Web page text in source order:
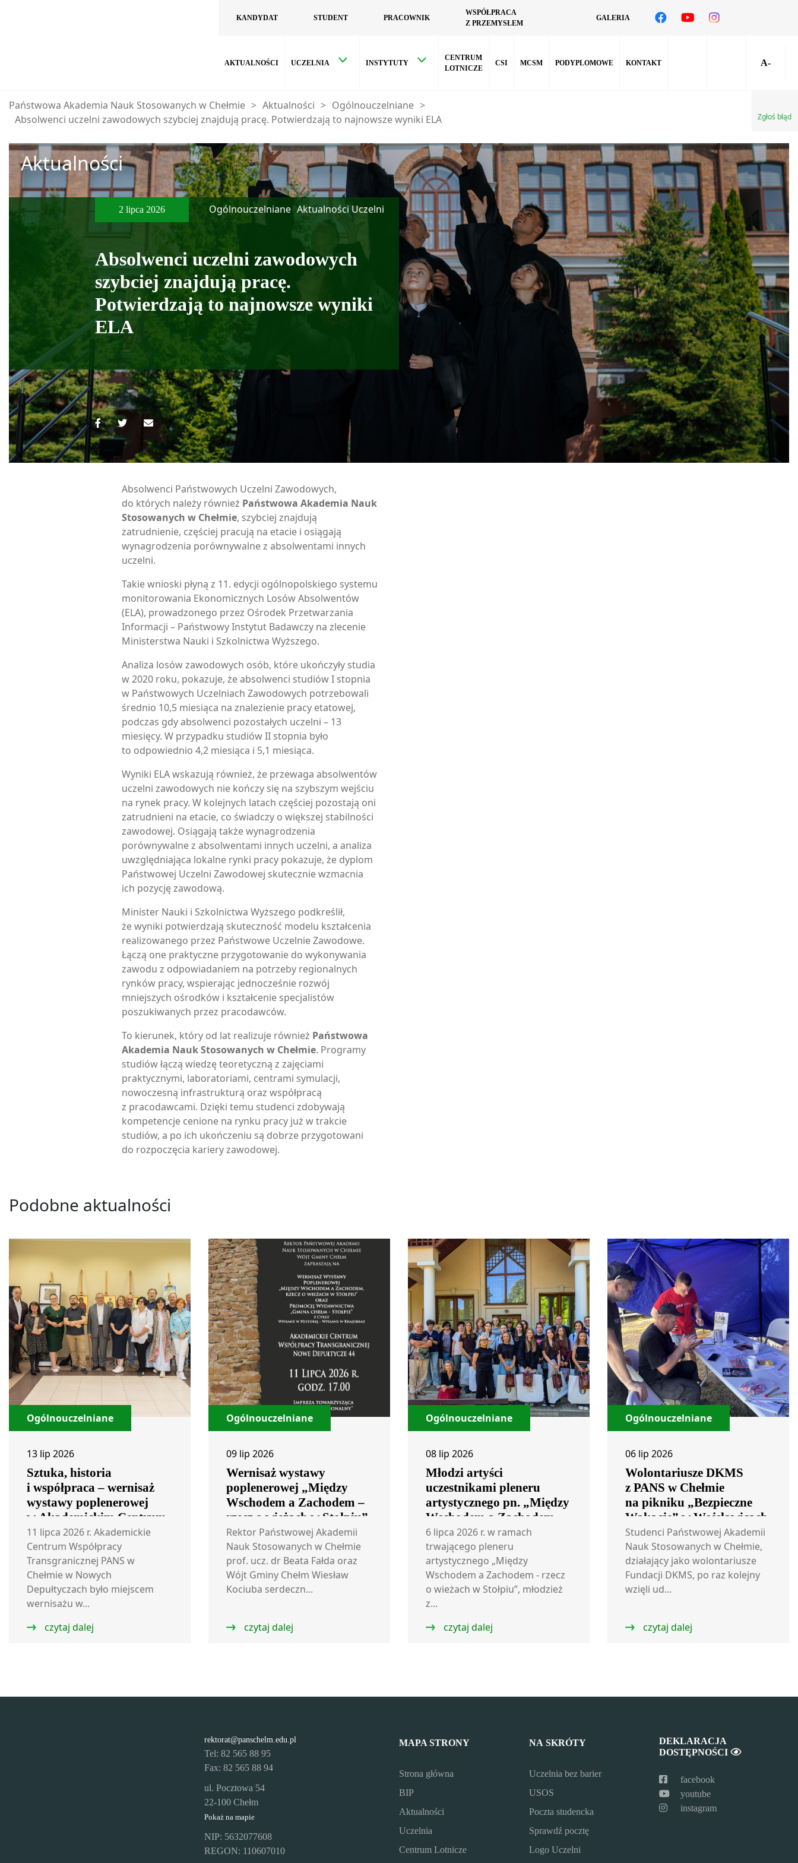
KANDYDAT STUDENT PRACOWNIK
WSPÓŁPRACA
Z PRZEMYSŁEM
GALERIA
AKTUALNOŚCI UCZELNIA INSTYTUTY
CENTRUM
LOTNICZE
CSI MCSM PODYPLOMOWE KONTAKT A-
Zgłoś błąd
Państwowa Akademia Nauk Stosowanych w Chełmie > Aktualności > Ogólnouczelniane >
Absolwenci uczelni zawodowych szybciej znajdują pracę. Potwierdzają to najnowsze wyniki ELA
Aktualności
2 lipca 2026 Ogólnouczelniane Aktualności Uczelni
Absolwenci uczelni zawodowych
szybciej znajdują pracę.
Potwierdzają to najnowsze wyniki
ELA
Absolwenci Państwowych Uczelni Zawodowych,
do których należy również Państwowa Akademia Nauk
Stosowanych w Chełmie, szybciej znajdują
zatrudnienie, częściej pracują na etacie i osiągają
wynagrodzenia porównywalne z absolwentami innych
uczelni.
Takie wnioski płyną z 11. edycji ogólnopolskiego systemu
monitorowania Ekonomicznych Losów Absolwentów
(ELA), prowadzonego przez Ośrodek Przetwarzania
Informacji – Państwowy Instytut Badawczy na zlecenie
Ministerstwa Nauki i Szkolnictwa Wyższego.
Analiza losów zawodowych osób, które ukończyły studia
w 2020 roku, pokazuje, że absolwenci studiów I stopnia
w Państwowych Uczelniach Zawodowych potrzebowali
średnio 10,5 miesiąca na znalezienie pracy etatowej,
podczas gdy absolwenci pozostałych uczelni – 13
miesięcy. W przypadku studiów II stopnia było
to odpowiednio 4,2 miesiąca i 5,1 miesiąca.
Wyniki ELA wskazują również, że przewaga absolwentów
uczelni zawodowych nie kończy się na szybszym wejściu
na rynek pracy. W kolejnych latach częściej pozostają oni
zatrudnieni na etacie, co świadczy o większej stabilności
zawodowej. Osiągają także wynagrodzenia
porównywalne z absolwentami innych uczelni, a analiza
uwzględniająca lokalne rynki pracy pokazuje, że dyplom
Państwowej Uczelni Zawodowej skutecznie wzmacnia
ich pozycję zawodową.
Minister Nauki i Szkolnictwa Wyższego podkreślił,
że wyniki potwierdzają skuteczność modelu kształcenia
realizowanego przez Państwowe Uczelnie Zawodowe.
Łączą one praktyczne przygotowanie do wykonywania
zawodu z odpowiadaniem na potrzeby regionalnych
rynków pracy, wspierając jednocześnie rozwój
mniejszych ośrodków i kształcenie specjalistów
poszukiwanych przez pracodawców.
To kierunek, który od lat realizuje również Państwowa
Akademia Nauk Stosowanych w Chełmie. Programy
studiów łączą wiedzę teoretyczną z zajęciami
praktycznymi, laboratoriami, centrami symulacji,
nowoczesną infrastrukturą oraz współpracą
z pracodawcami. Dzięki temu studenci zdobywają
kompetencje cenione na rynku pracy już w trakcie
studiów, a po ich ukończeniu są dobrze przygotowani
do rozpoczęcia kariery zawodowej.
Podobne aktualności
Ogólnouczelniane
13 lip 2026
Sztuka, historia
i współpraca – wernisaż
wystawy poplenerowej
w Akademickim Centrum
Współpracy
Transgranicznej
11 lipca 2026 r. Akademickie
Centrum Współpracy
Transgranicznej PANS w
Chełmie w Nowych
Depułtyczach było miejscem
wernisażu w...
czytaj dalej
Ogólnouczelniane
09 lip 2026
Wernisaż wystawy
poplenerowej „Między
Wschodem a Zachodem –
rzecz o wieżach w Stołpiu”
Rektor Państwowej Akademii
Nauk Stosowanych w Chełmie
prof. ucz. dr Beata Fałda oraz
Wójt Gminy Chełm Wiesław
Kociuba serdeczn...
czytaj dalej
Ogólnouczelniane
08 lip 2026
Młodzi artyści
uczestnikami pleneru
artystycznego pn. „Między
Wschodem a Zachodem –
rzecz o wieżach w Stołpiu”
6 lipca 2026 r. w ramach
trwającego pleneru
artystycznego „Między
Wschodem a Zachodem - rzecz
o wieżach w Stołpiu”, młodzież
z...
czytaj dalej
Ogólnouczelniane
06 lip 2026
Wolontariusze DKMS
z PANS w Chełmie
na pikniku „Bezpieczne
Wakacje” w Wojsławicach
Studenci Państwowej Akademii
Nauk Stosowanych w Chełmie,
działający jako wolontariusze
Fundacji DKMS, po raz kolejny
wzięli ud...
czytaj dalej
rektorat@panschelm.edu.pl
Tel: 82 565 88 95
Fax: 82 565 88 94
ul. Pocztowa 54
22-100 Chełm
Pokaż na mapie
NIP: 5632077608
REGON: 110607010
MAPA STRONY
Strona główna
BIP
Aktualności
Uczelnia
Centrum Lotnicze
NA SKRÓTY
Uczelnia bez barier
USOS
Poczta studencka
Sprawdź pocztę
Logo Uczelni
DEKLARACJA
DOSTĘPNOŚCI
facebook
youtube
instagram